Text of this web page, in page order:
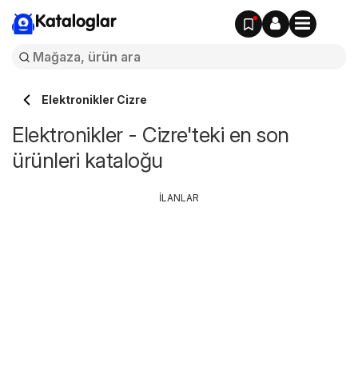
Kataloglar
Elektronikler Cizre
Elektronikler - Cizre'teki en son
ürünleri kataloğu
İLANLAR